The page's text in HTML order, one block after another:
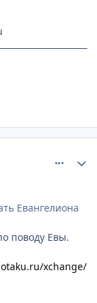
Евангелиона
поводу Евы.
xchange/